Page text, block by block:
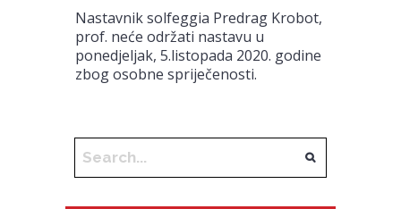
Nastavnik solfeggia Predrag Krobot,
prof. neće održati nastavu u
ponedjeljak, 5.listopada 2020. godine
zbog osobne spriječenosti.